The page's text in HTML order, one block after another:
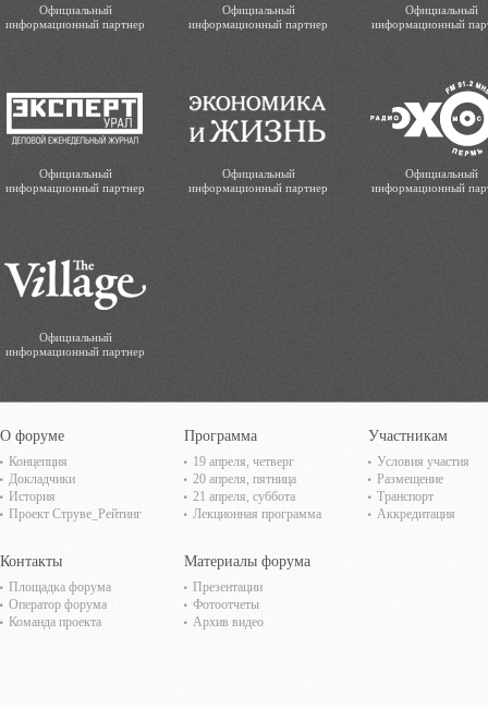
Официальный
информационный партнер
Официальный
информационный партнер
Официальный
информационный
Официальный
информационный партнер
Официальный
информационный партнер
Официальный
информационный
Официальный
информационный партнер
О форуме
Концепция
Докладчики
История
Проект Струве_Рейтинг
Программа
19 апреля, четверг
20 апреля, пятница
21 апреля, суббота
Лекционная программа
Участникам
Условия участия
Размещение
Транспорт
Аккредитация
Контакты
Площадка форума
Оператор форума
Команда проекта
Материалы форума
Презентации
Фотоотчеты
Архив видео